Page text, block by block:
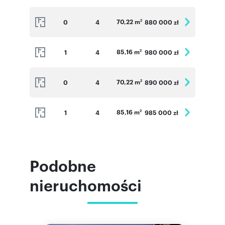
0 4 70,22 m2 880 000 zł
1 4 85,16 m2 980 000 zł
0 4 70,22 m2 890 000 zł
1 4 85,16 m2 985 000 zł
Podobne
nieruchomości